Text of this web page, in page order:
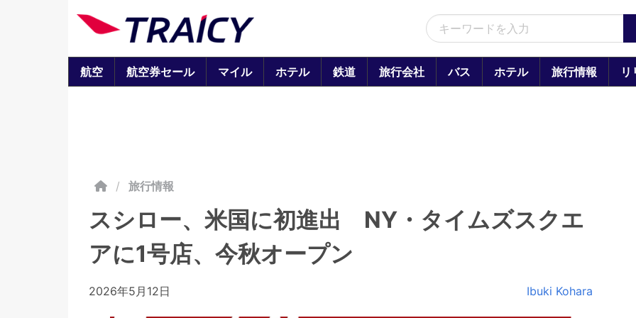
航空 航空券セール マイル ホテル 鉄道 旅行会社 バス ホテル 旅行情報 リ
/ 旅行情報
スシロー、米国に初進出 NY・タイムズスクエ
アに1号店、今秋オープン
2026年5月12日 Ibuki Kohara